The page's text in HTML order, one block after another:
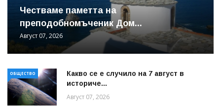
Честваме паметта на
преподобномъченик Дом...
Август 07, 2026
ОБЩЕСТВО
Какво се е случило на 7 август в
историче...
Август 07, 2026